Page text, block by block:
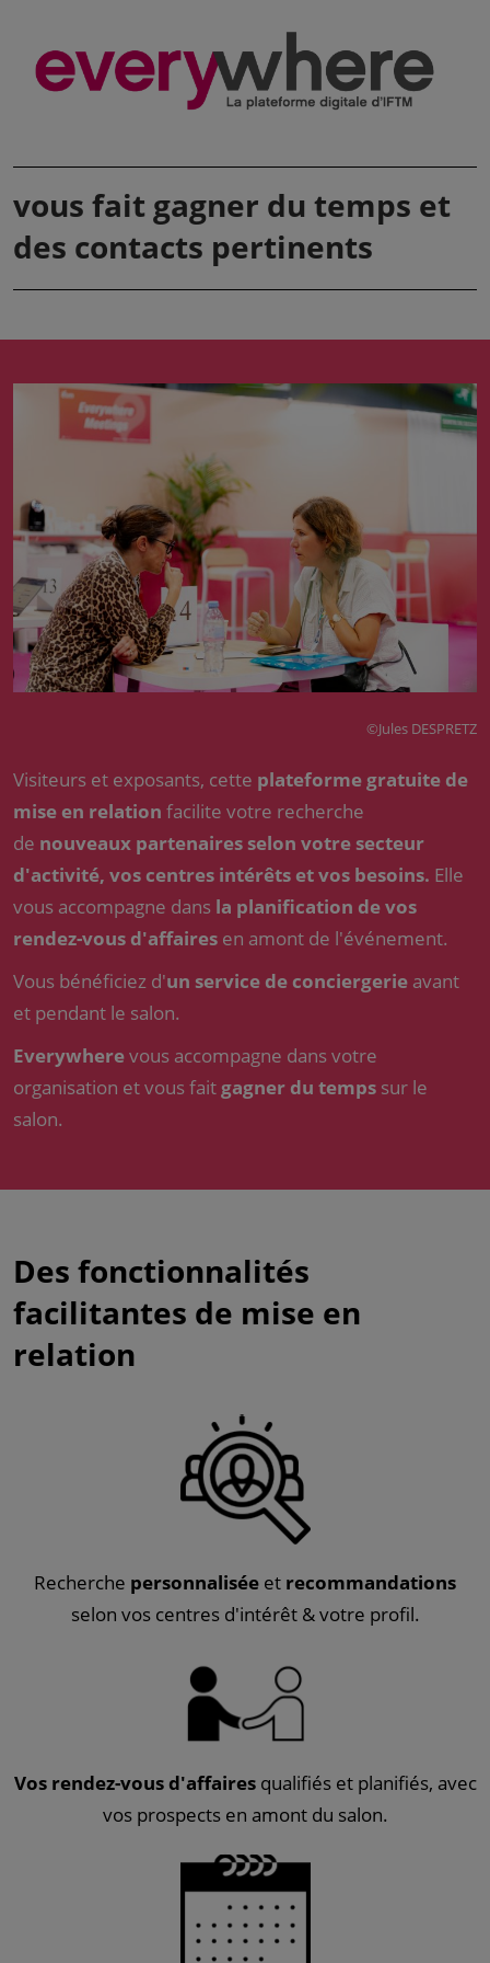
vous fait gagner du temps et
des contacts pertinents
©Jules DESPRETZ
Visiteurs et exposants, cette plateforme gratuite de
mise en relation facilite votre recherche
de nouveaux partenaires selon votre secteur
d'activité, vos centres intérêts et vos besoins. Elle
vous accompagne dans la planification de vos
rendez-vous d'affaires en amont de l'événement.
Vous bénéficiez d'un service de conciergerie avant
et pendant le salon.
Everywherevous accompagne dans votre
organisation et vous fait gagner du temps sur le
salon.
Des fonctionnalités
facilitantes de mise en
relation
Recherche personnalisée et recommandations
selon vos centres d'intérêt & votre profil.
Vos rendez-vous d'affairesqualifiés et planifiés, avec
vos prospects en amont du salon.